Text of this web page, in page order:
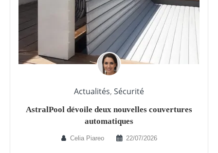
Actualités, Sécurité
AstralPool dévoile deux nouvelles couvertures
automatiques
Celia Piareo 22/07/2026